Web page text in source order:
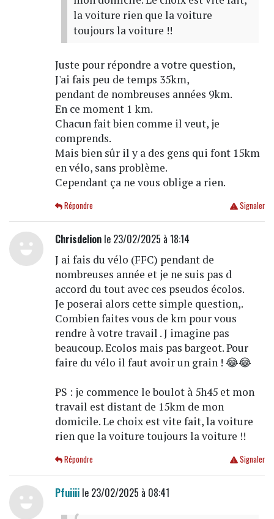
la voiture rien que la voiture
toujours la voiture !!
Juste pour répondre a votre question,
J'ai fais peu de temps 35km,
pendant de nombreuses années 9km.
En ce moment 1 km.
Chacun fait bien comme il veut, je
comprends.
Mais bien sûr il y a des gens qui font 15km
en vélo, sans problème.
Cependant ça ne vous oblige a rien.
Signaler
Répondre
Chrisdelionle 23/02/2025 à 18:14
J ai fais du vélo (FFC) pendant de
nombreuses année et je ne suis pas d
accord du tout avec ces pseudos écolos.
Je poserai alors cette simple question,.
Combien faites vous de km pour vous
rendre à votre travail . J imagine pas
beaucoup. Ecolos mais pas bargeot. Pour
faire du vélo il faut avoir un grain ! 😂😂
PS : je commence le boulot à 5h45 et mon
travail est distant de 15km de mon
domicile. Le choix est vite fait, la voiture
rien que la voiture toujours la voiture !!
Signaler
Répondre
Pfuiiiile 23/02/2025 à 08:41